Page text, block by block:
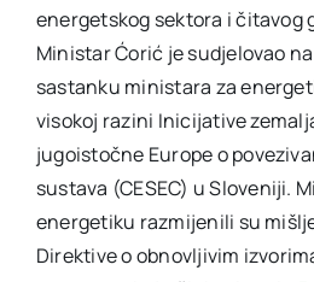
energetskog sektora i čitavog
Ministar Ćorić je sudjelovao
sastanku ministara za
visokoj razini Inicijative
jugoistočne Europe o
sustava (CESEC) u Sloveniji.
energetiku razmijenili su
Direktive o obnovljivim